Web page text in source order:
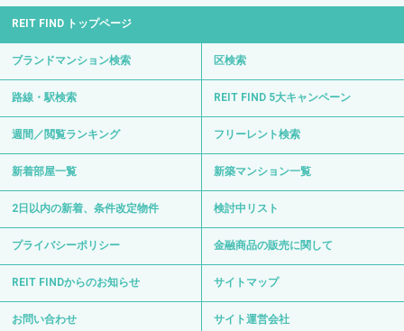
REIT FIND トップページ
ブランドマンション検索 区検索
路線・駅検索 REIT FIND 5大キャンペーン
週間／閲覧ランキング フリーレント検索
新着部屋一覧 新築マンション一覧
2日以内の新着、条件改定物件 検討中リスト
プライバシーポリシー 金融商品の販売に関して
REIT FINDからのお知らせ サイトマップ
お問い合わせ サイト運営会社